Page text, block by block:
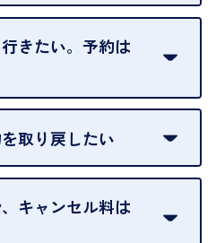
合によってはお断りすること
ください。
きたい。予約は
現在はご来店の予約は承って
、お好きな時にお越しくださ
フに一言お声がけください。
取り戻したい
せんので、買い取ったお品物
されます。買い戻しはできま
さい。
キャンセル料は